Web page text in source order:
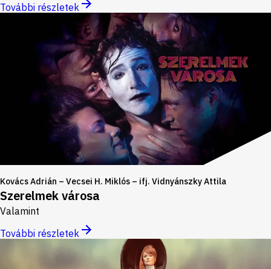
További részletek
Kovács Adrián – Vecsei H. Miklós – ifj. Vidnyánszky Attila
Szerelmek városa
Valamint
További részletek